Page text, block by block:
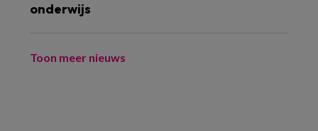
onderwijs
Toon meer nieuws